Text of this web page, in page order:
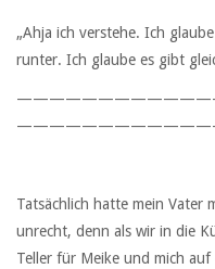
„Ahja ich verstehe. Ich
runter. Ich glaube es gibt
Tatsächlich hatte mein Vater
unrecht, denn als wir in die
Teller für Meike und mich